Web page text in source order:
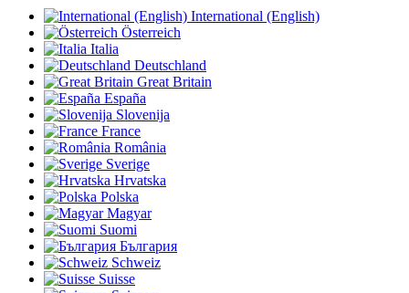
International (English)
Österreich
Italia
Deutschland
Great Britain
España
Slovenija
France
România
Sverige
Hrvatska
Polska
Magyar
Suomi
България
Schweiz
Suisse